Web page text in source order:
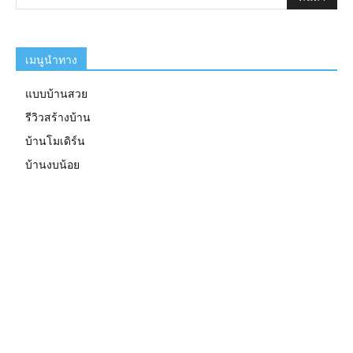
เมนูนำทาง
แบบบ้านสวย
รีวิวสร้างบ้าน
บ้านโมเดิร์น
บ้านงบน้อย